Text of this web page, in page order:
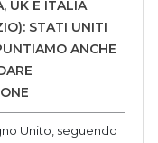
UK E ITALIA
STATI UNITI
ANCHE
Unito, seguendo